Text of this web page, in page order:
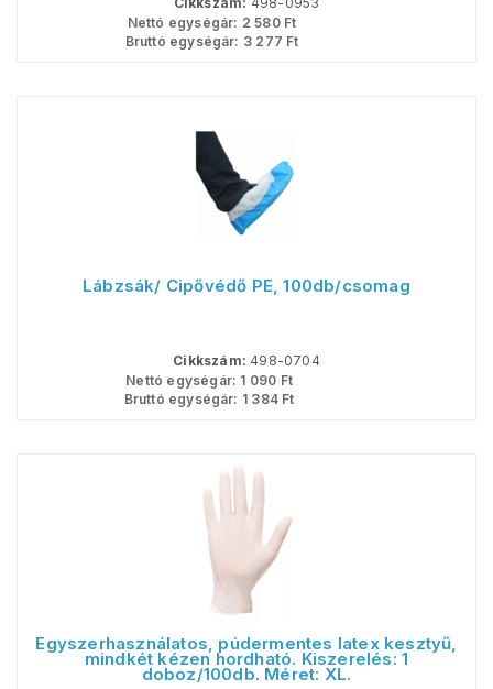
Nettó egységár: 2 580Ft
Bruttó egységár: 3 277 Ft
Lábzsák/ Cipővédő PE, 100db/csomag
Cikkszám: 498-0704
Nettó egységár: 1 090 Ft
Bruttó egységár: 1 384Ft
Egyszerhasználatos, púdermentes latex kesztyű,
mindkét kézen hordható. Kiszerelés: 1
doboz/100db. Méret: XL.